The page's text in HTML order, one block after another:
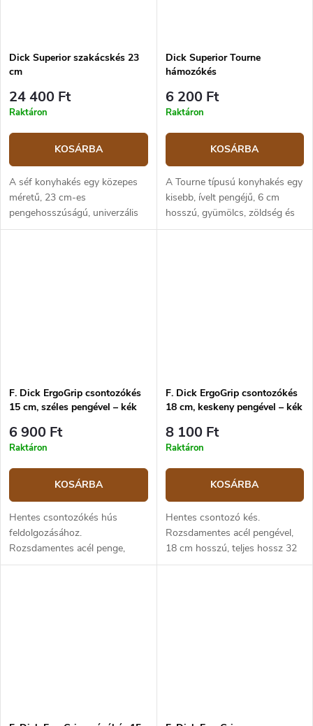
Dick Superior szakácskés 23
cm
24 400 Ft
Raktáron
KOSÁRBA
A séf konyhakés egy közepes
méretű, 23 cm-es
pengehosszúságú, univerzális
konyhai felhasználású, zöldség
Dick Superior Tourne
hámozókés
6 200 Ft
Raktáron
KOSÁRBA
A Tourne típusú konyhakés egy
kisebb, ívelt pengéjű, 6 cm
hosszú, gyümölcs, zöldség és
precíz késmunkát igénylő
F. Dick ErgoGrip csontozókés
15 cm, széles pengével – kék
6 900 Ft
Raktáron
KOSÁRBA
Hentes csontozókés hús
feldolgozásához.
Rozsdamentes acél penge,
penge hossza 15 cm, teljes
F. Dick ErgoGrip csontozókés
18 cm, keskeny pengével – kék
8 100 Ft
Raktáron
KOSÁRBA
Hentes csontozó kés.
Rozsdamentes acél pengével,
18 cm hosszú, teljes hossz 32
cm. Ergonomikus, kék színű